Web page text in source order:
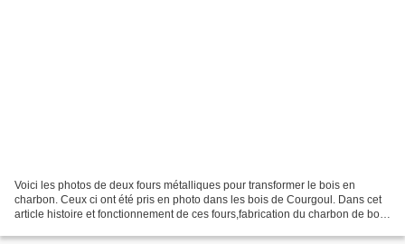
Voici les photos de deux fours métalliques pour transformer le bois en
charbon. Ceux ci ont été pris en photo dans les bois de Courgoul. Dans cet
article histoire et fonctionnement de ces fours,fabrication du charbon de bois